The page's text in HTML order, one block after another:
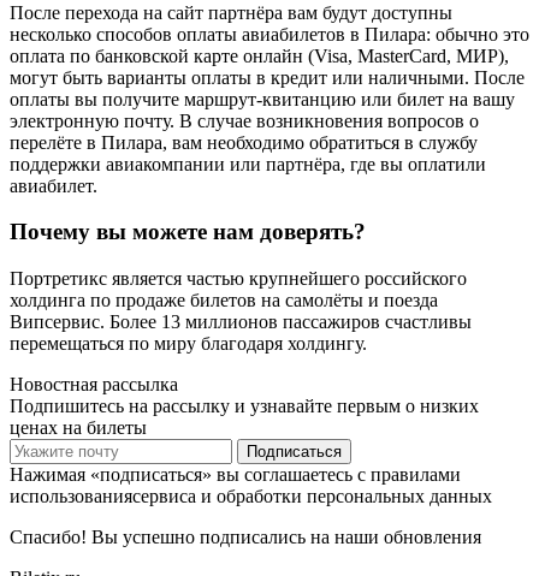
После перехода на сайт партнёра вам будут доступны
несколько способов оплаты авиабилетов в Пилара: обычно это
оплата по банковской карте онлайн (Visa, MasterCard, МИР),
могут быть варианты оплаты в кредит или наличными. После
оплаты вы получите маршрут-квитанцию или билет на вашу
электронную почту. В случае возникновения вопросов о
перелёте в Пилара, вам необходимо обратиться в службу
поддержки авиакомпании или партнёра, где вы оплатили
авиабилет.
Почему вы можете нам доверять?
Портретикс является частью крупнейшего российского
холдинга по продаже билетов на самолёты и поезда
Випсервис. Более 13 миллионов пассажиров счастливы
перемещаться по миру благодаря холдингу.
Новостная рассылка
Подпишитесь на рассылку и узнавайте первым о низких
ценах на билеты
Подписаться
Нажимая «подписаться» вы соглашаетесь с правилами
использованиясервиса и обработки персональных данных
Спасибо! Вы успешно подписались на наши обновления